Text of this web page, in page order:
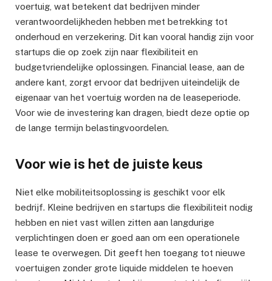
voertuig, wat betekent dat bedrijven minder
verantwoordelijkheden hebben met betrekking tot
onderhoud en verzekering. Dit kan vooral handig zijn voor
startups die op zoek zijn naar flexibiliteit en
budgetvriendelijke oplossingen. Financial lease, aan de
andere kant, zorgt ervoor dat bedrijven uiteindelijk de
eigenaar van het voertuig worden na de leaseperiode.
Voor wie de investering kan dragen, biedt deze optie op
de lange termijn belastingvoordelen.
Voor wie is het de juiste keus
Niet elke mobiliteitsoplossing is geschikt voor elk
bedrijf. Kleine bedrijven en startups die flexibiliteit nodig
hebben en niet vast willen zitten aan langdurige
verplichtingen doen er goed aan om een operationele
lease te overwegen. Dit geeft hen toegang tot nieuwe
voertuigen zonder grote liquide middelen te hoeven